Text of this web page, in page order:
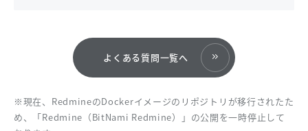
よくある質問一覧へ
※現在、RedmineのDockerイメージのリポジトリが移行されたた
め、「Redmine（BitNami Redmine）」の公開を一時停止して